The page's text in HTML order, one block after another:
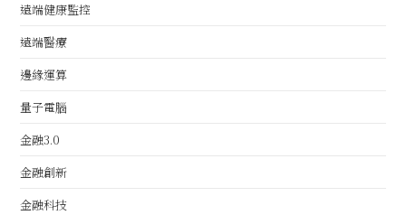
遠端健康監控
遠端醫療
邊緣運算
量子電腦
金融3.0
金融創新
金融科技